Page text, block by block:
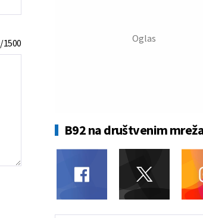
/1500
B92 na društvenim